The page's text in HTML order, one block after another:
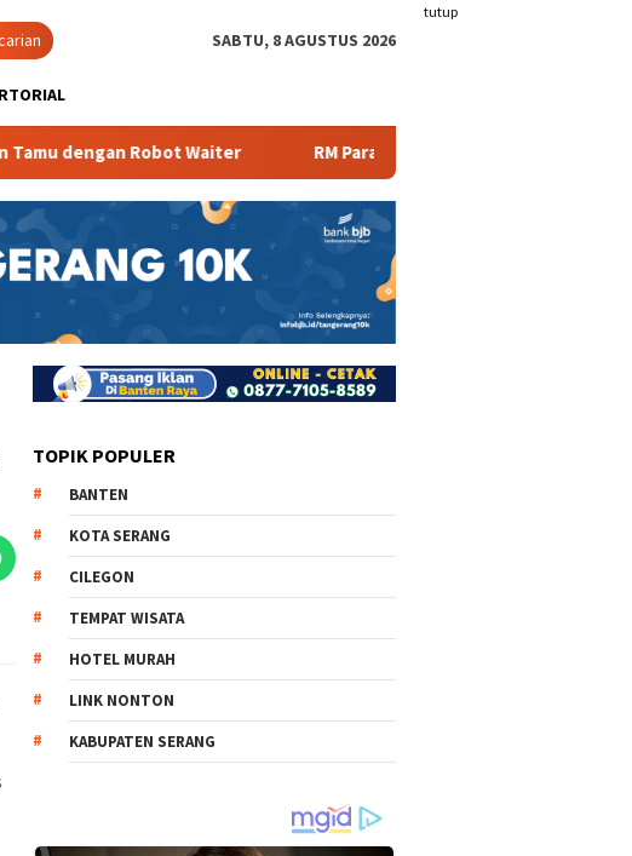
tutup
SABTU, 8 AGUSTUS 2026
Waiter RM Parahiyangan Sajikan Pecak Bandeng Tanpa Duri
TOPIK POPULER
BANTEN
KOTA SERANG
CILEGON
TEMPAT WISATA
HOTEL MURAH
LINK NONTON
KABUPATEN SERANG